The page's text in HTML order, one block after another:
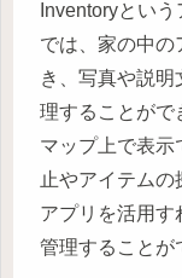
Inventoryとい
では、家の中の
き、写真や説
理することがで
マップ上で表示
止やアイテムの
アプリを活用す
管理することが